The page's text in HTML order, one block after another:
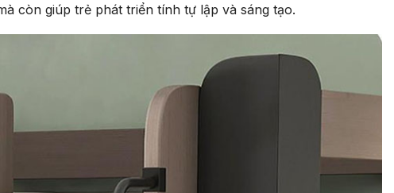
còn giúp trẻ phát triển tính tự lập và sáng tạo.